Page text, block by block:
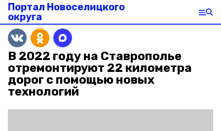
Портал Новоселицкого
округа
В 2022 году на Ставрополье
отремонтируют 22 километра
дорог с помощью новых
технологий